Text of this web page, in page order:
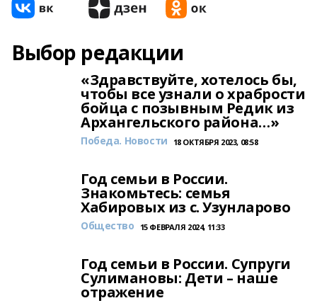
Выбор редакции
«Здравствуйте, хотелось бы,
чтобы все узнали о храбрости
бойца с позывным Редик из
Архангельского района…»
Победа. Новости 18 ОКТЯБРЯ 2023, 08:58
Год семьи в России.
Знакомьтесь: семья
Хабировых из с. Узунларово
Общество 15 ФЕВРАЛЯ 2024, 11:33
Год семьи в России. Супруги
Сулимановы: Дети – наше
отражение